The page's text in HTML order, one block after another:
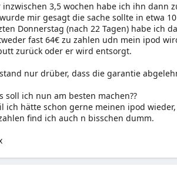
inzwischen 3,5 wochen habe ich ihn dann
mir gesagt die sache sollte in etwa
Donnerstag (nach 22 Tagen) habe ich
fast 64€ zu zahlen udn mein ipod
zurück oder er wird entsorgt.
nur drüber, dass die garantie
soll ich nun am besten machen??
ich hätte schon gerne meinen ipod
find ich auch n bisschen dumm.